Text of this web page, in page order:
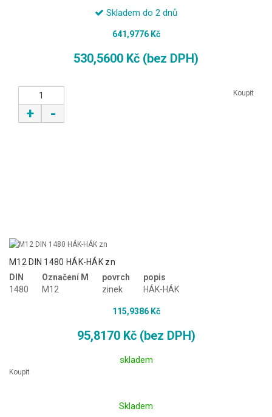
Skladem do 2 dnů
641,9776 Kč
530,5600 Kč (bez DPH)
+ -
Koupit
M12 DIN 1480 HÁK-HÁK zn
DIN
1480
Označení M
M12
povrch
zinek
popis
HÁK-HÁK
115,9386 Kč
95,8170 Kč (bez DPH)
skladem
Koupit
Skladem